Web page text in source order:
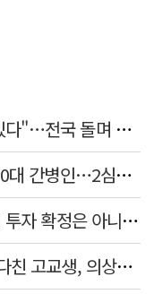
"경로당 통장에 비밀번호가 적혀 있다"…전국 돌며 경로당 13곳 턴 30대 구속
휠체어 환자 발로 밀어 숨지게 한 70대 간병인…2심도 집행유예
[시사뒷담] MOU의 함정, 협약식이 투자 확정은 아니긴 해
'장윤기 사건' 피해 여고생 돕다가 다친 고교생, 의상자 인정